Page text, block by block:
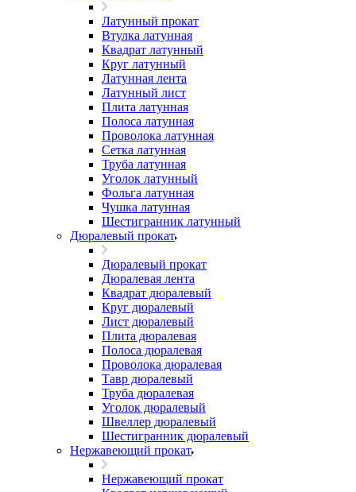
Латунный прокат
Втулка латунная
Квадрат латунный
Круг латунный
Латунная лента
Латунный лист
Плита латунная
Полоса латунная
Проволока латунная
Сетка латунная
Труба латунная
Уголок латунный
Фольга латунная
Чушка латунная
Шестигранник латунный
Дюралевый прокат
Дюралевый прокат
Дюралевая лента
Квадрат дюралевый
Круг дюралевый
Лист дюралевый
Плита дюралевая
Полоса дюралевая
Проволока дюралевая
Тавр дюралевый
Труба дюралевая
Уголок дюралевый
Швеллер дюралевый
Шестигранник дюралевый
Нержавеющий прокат
Нержавеющий прокат